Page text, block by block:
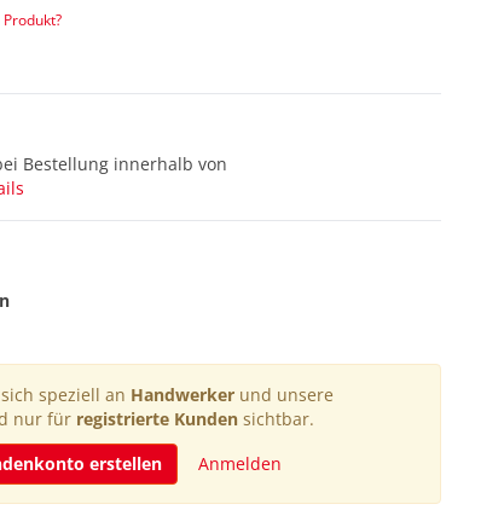
Bestellung innerhalb von
speziell an Handwerkerund unsere
nur für registrierte Kunden sichtbar.
erstellen
Anmelden